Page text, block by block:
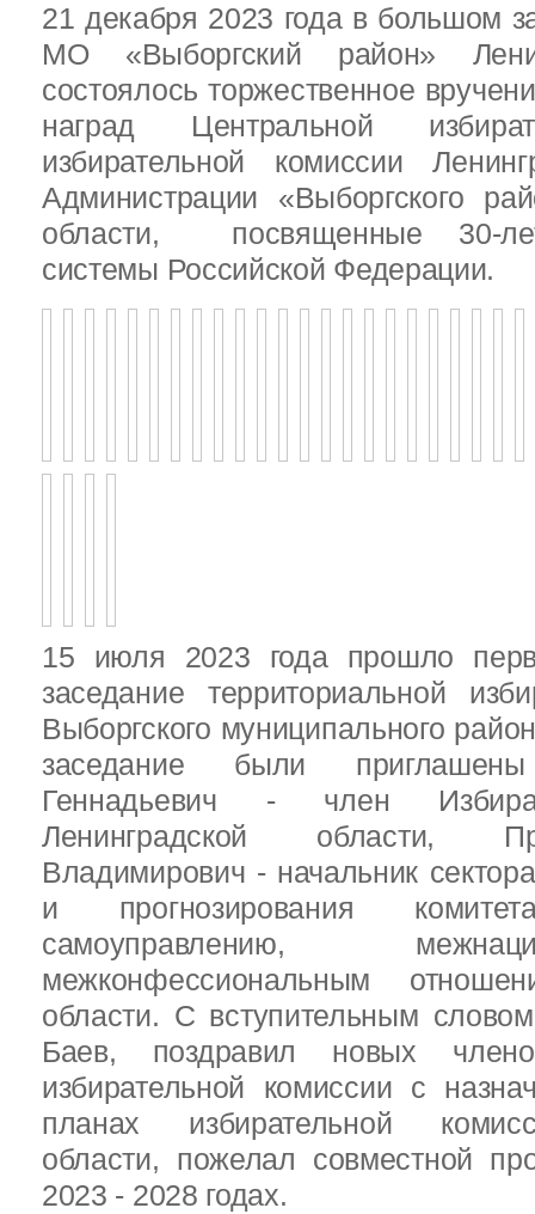
21 декабря 2023 года в большом
МО «Выборгский район»
состоялось торжественное
наград Центральной
избирательной комиссии
Администрации «Выборгского
области, посвященные 30-
системы Российской Федерации.
15 июля 2023 года прошло
заседание территориальной
Выборгского муниципального
заседание были
Геннадьевич - член
Ленинградской области,
Владимирович - начальник
и прогнозирования
самоуправлению,
межконфессиональным
области. С вступительным
Баев, поздравил новых
избирательной комиссии с
планах избирательной
области, пожелал совместной
2023 - 2028 годах.